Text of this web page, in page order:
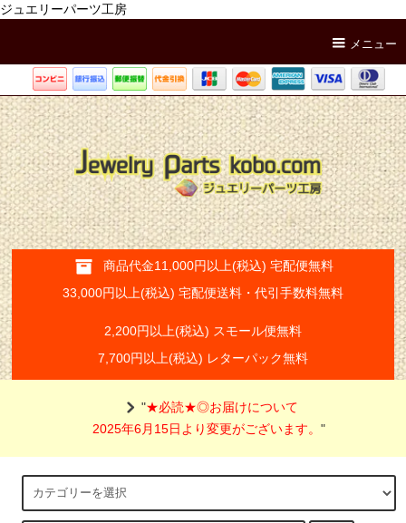
ジュエリーパーツ工房
メニュー
商品代金11,000円以上(税込) 宅配便無料
33,000円以上(税込) 宅配便送料・代引手数料無料
2,200円以上(税込) スモール便無料
7,700円以上(税込) レターパック無料
"★必読★◎お届けについて
2025年6月15日より変更がございます。"